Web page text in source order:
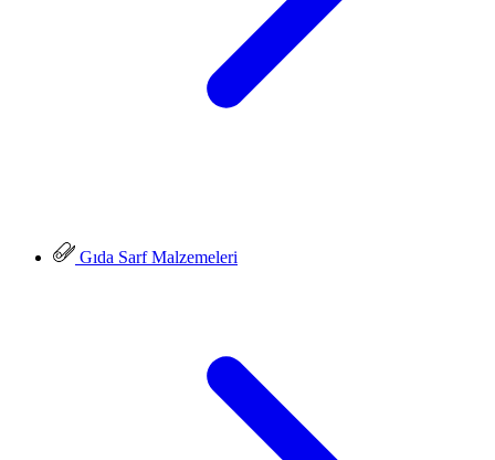
Gıda Sarf Malzemeleri